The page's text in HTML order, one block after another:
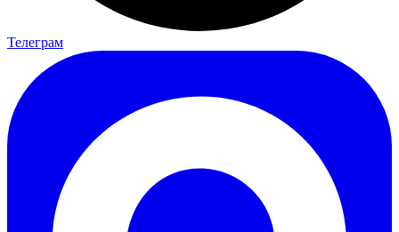
Телеграм